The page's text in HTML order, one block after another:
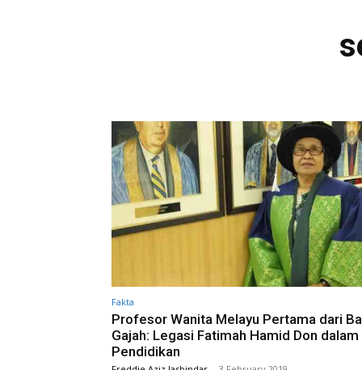
Fakta
Profesor Wanita Melayu Pertama dari
Gajah: Legasi Fatimah Hamid Don dalam
Pendidikan